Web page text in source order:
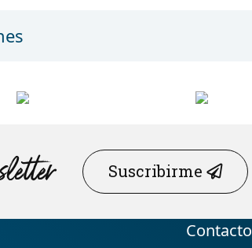
Suscribirme
Contacto